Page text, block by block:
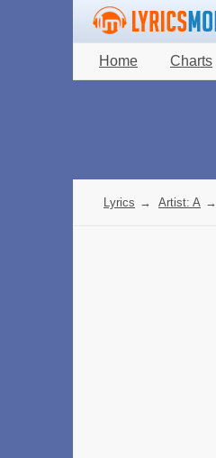
Home Charts
Lyrics → Artist: A →